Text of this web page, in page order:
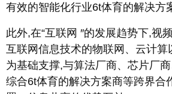
有效的智能化行业6t体育的解决方
此外,在“互联网 ″的发展趋势下,视
互联网信息技术的物联网、云计算
为基础支撑,与算法厂商、芯片厂商
综合6t体育的解决方案商等跨界合